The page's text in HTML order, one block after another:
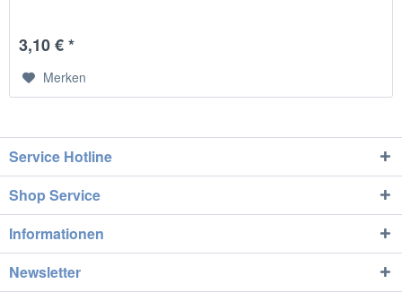
3,10 € *
Merken
Service Hotline
Shop Service
Informationen
Newsletter